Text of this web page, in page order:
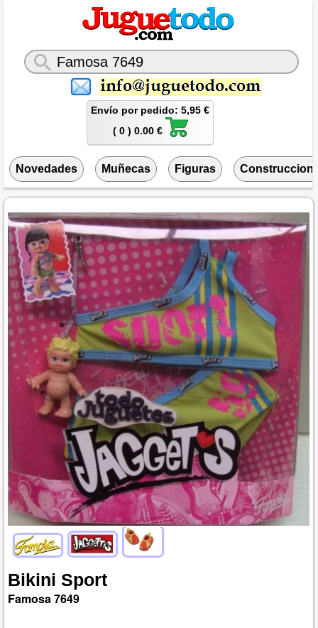
Envío por pedido: 5,95 €
( 0 ) 0.00 €
Novedades Muñecas Figuras
Bikini Sport
Famosa7649